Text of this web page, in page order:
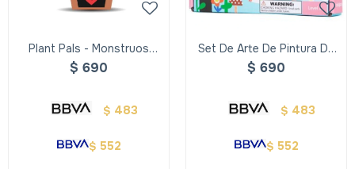
Plant Pals - Monstruos
pelo de pasto - Angryannie
$ 690
$ 483
$ 552
Set De Arte De Pintura De
Sellos
$ 690
$ 483
$ 552